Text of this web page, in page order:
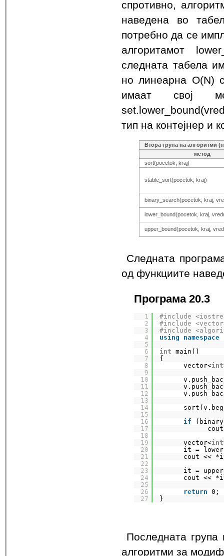
спротивно,
наведена во
потребно да се
алгоритамот
следната табела
но линеарна O(N)
имаат свој
тип на контејнер и
Втора група на алгоритми
метод
sort(pocetok, kraj)
stable_sort(pocetok, kraj)
binary_search(pocetok, kraj,
lower_bound(pocetok, kraj,
upper_bound(pocetok, kraj,
Следната
од функциите
Програма 20.3
1
2
3
4
5
6
7
8
9
10
11
12
13
14
15
16
17
18
19
20
21
22
23
24
25
26
27
#include
#include
#include
using
namespace
int main()
{
vector<int
if
vector<int
it =
it =
return 0;
}
Последната група
алгоритми за